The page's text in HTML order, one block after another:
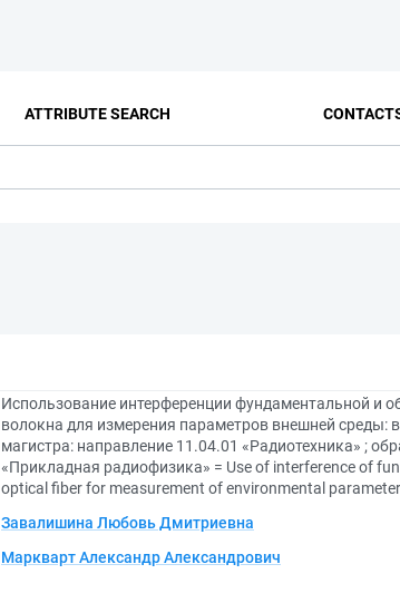
ATTRIBUTE SEARCH
Использование интерференции фундаментальной и
волокна для измерения параметров внешней среды:
магистра: направление 11.04.01 «Радиотехника» ;
«Прикладная радиофизика» = Use of interference of
optical fiber for measurement of environmental
Завалишина Любовь Дмитриевна
Маркварт Александр Александрович